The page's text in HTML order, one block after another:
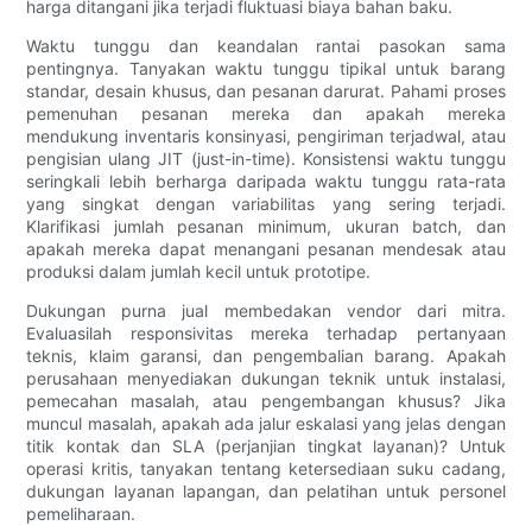
harga ditangani jika terjadi fluktuasi biaya bahan baku.
Waktu tunggu dan keandalan rantai pasokan sama
pentingnya. Tanyakan waktu tunggu tipikal untuk barang
standar, desain khusus, dan pesanan darurat. Pahami proses
pemenuhan pesanan mereka dan apakah mereka
mendukung inventaris konsinyasi, pengiriman terjadwal, atau
pengisian ulang JIT (just-in-time). Konsistensi waktu tunggu
seringkali lebih berharga daripada waktu tunggu rata-rata
yang singkat dengan variabilitas yang sering terjadi.
Klarifikasi jumlah pesanan minimum, ukuran batch, dan
apakah mereka dapat menangani pesanan mendesak atau
produksi dalam jumlah kecil untuk prototipe.
Dukungan purna jual membedakan vendor dari mitra.
Evaluasilah responsivitas mereka terhadap pertanyaan
teknis, klaim garansi, dan pengembalian barang. Apakah
perusahaan menyediakan dukungan teknik untuk instalasi,
pemecahan masalah, atau pengembangan khusus? Jika
muncul masalah, apakah ada jalur eskalasi yang jelas dengan
titik kontak dan SLA (perjanjian tingkat layanan)? Untuk
operasi kritis, tanyakan tentang ketersediaan suku cadang,
dukungan layanan lapangan, dan pelatihan untuk personel
pemeliharaan.